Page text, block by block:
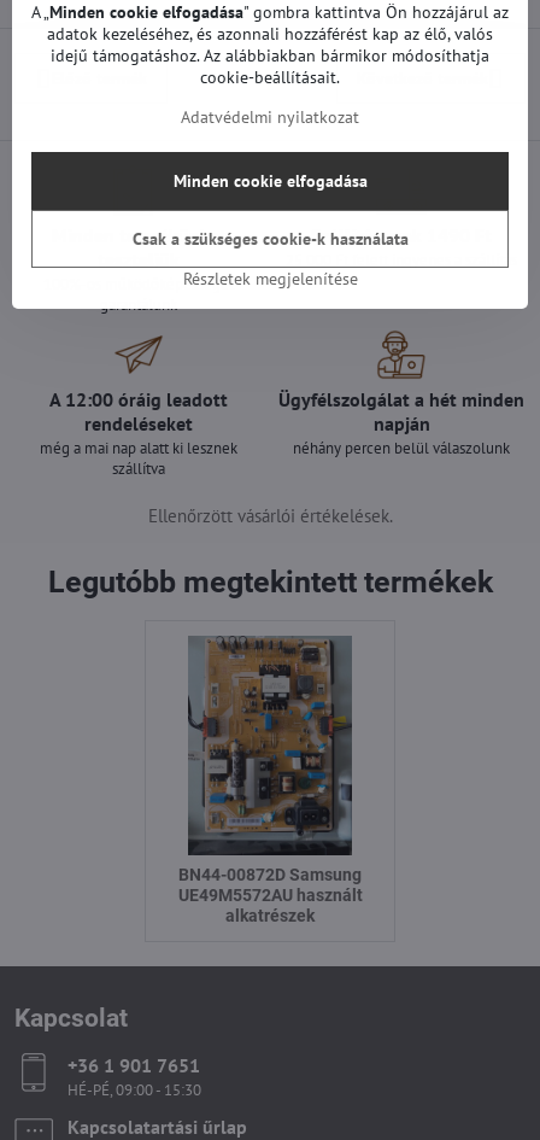
Minden termékünket
100%-os működőképességet
garantálunk
Szállítás csak 1490 Ft
A 12:00 óráig leadott
rendeléseket
még a mai nap alatt ki lesznek
szállítva
Ügyfélszolgálat a hét minden
napján
néhány percen belül válaszolunk
Ellenőrzött vásárlói értékelések.
Legutóbb megtekintett termékek
BN44-00872D Samsung
UE49M5572AU használt
alkatrészek
Kapcsolat
+36 1 901 7651
HÉ-PÉ, 09:00 - 15:30
Kapcsolatartási űrlap
A „Minden cookie elfogadása" gombra kattintva Ön hozzájárul az
adatok kezeléséhez, és azonnali hozzáférést kap az élő, valós
idejű támogatáshoz. Az alábbiakban bármikor módosíthatja
cookie-beállításait.
Adatvédelmi nyilatkozat
Részletek megjelenítése
Minden cookie elfogadása
Csak a szükséges cookie-k használata